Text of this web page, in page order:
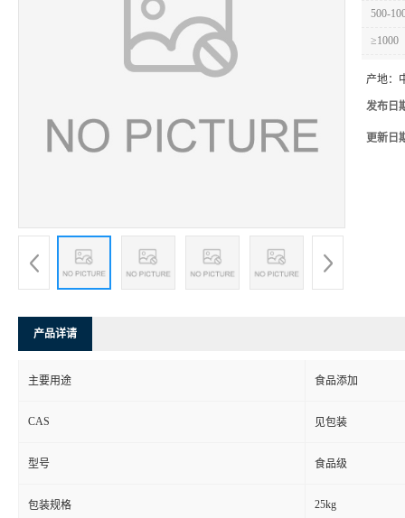
500-
≥1000
产地：
发布日
更新日
产品详请
主要用途 食品添加
CAS 见包装
型号 食品级
包装规格 25kg